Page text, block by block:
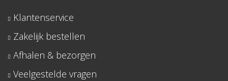
Klantenservice
Zakelijk bestellen
Afhalen & bezorgen
Veelgestelde vragen